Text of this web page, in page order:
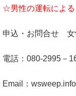
☆男性の運転によ
申込・お問合せ 女
電話：080-2995－
Email：